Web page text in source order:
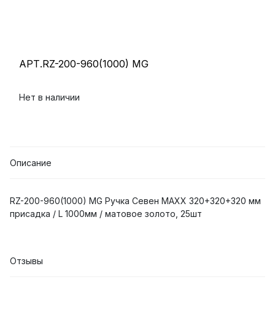
АРТ.RZ-200-960(1000) MG
Нет в наличии
Описание
RZ-200-960(1000) MG Ручка Севен MAXX 320+320+320 мм
присадка / L 1000мм / матовое золото, 25шт
Отзывы